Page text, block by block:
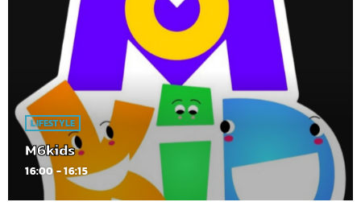
LIFESTYLE
M6kids
16:00 - 16:15